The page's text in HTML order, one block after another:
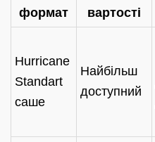
формат
вартості
Hurricane
Standart
саше
Найбільш
доступний